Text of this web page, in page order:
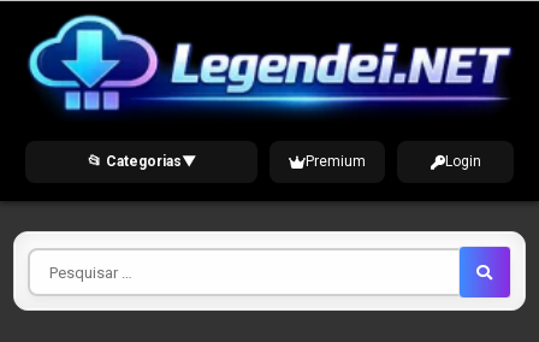
content
📂 Categorias▼ Premium Login
Pesquisar
por